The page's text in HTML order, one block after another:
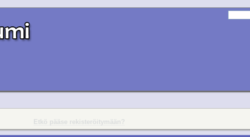
Etkö pääse rekisteröitymään?